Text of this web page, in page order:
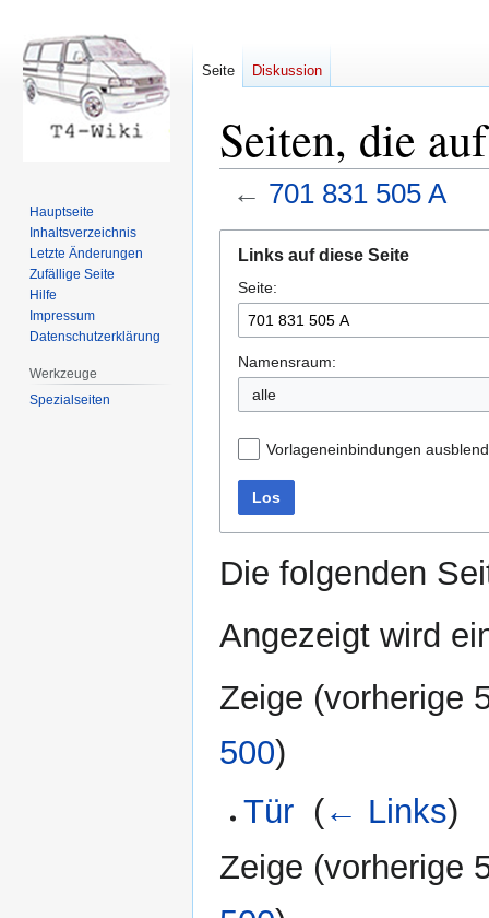
Seiten, die
← 701 831 505 A
Navigation
springen
Suche
springen
Links auf diese Seite
Seite:
Namensraum:
Vorlageneinbindungen
Los
Die folgenden
Angezeigt wird
Zeige (vorherige
500)
Tür (← Links)
Zeige (vorherige
Seite Diskussion
Hauptseite
Inhaltsverzeichnis
Letzte Änderungen
Zufällige Seite
Hilfe
Impressum
Datenschutzerklärung
Werkzeuge
Spezialseiten